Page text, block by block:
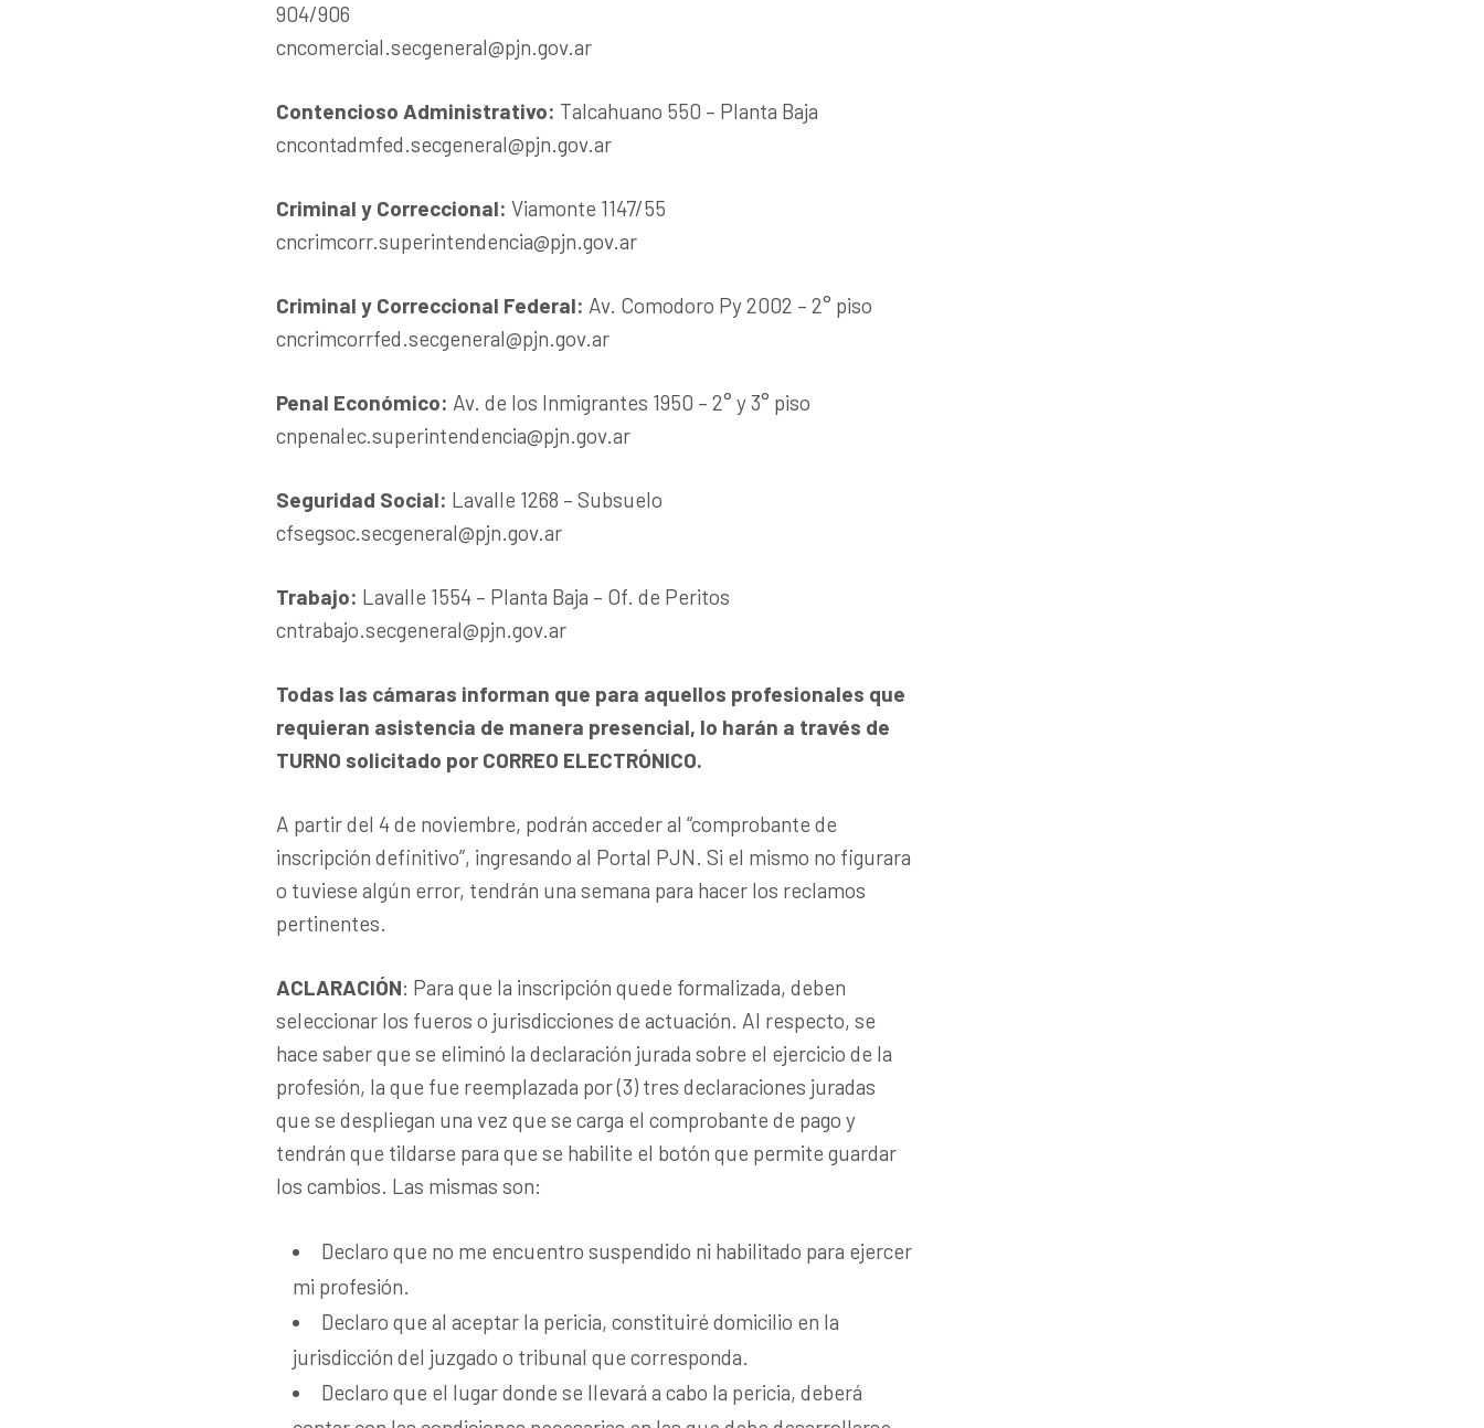
904/906
cncomercial.secgeneral@pjn.gov.ar
Contencioso Administrativo: Talcahuano 550 – Planta Baja
cncontadmfed.secgeneral@pjn.gov.ar
Criminal y Correccional: Viamonte 1147/55
cncrimcorr.superintendencia@pjn.gov.ar
Criminal y Correccional Federal: Av. Comodoro Py 2002 – 2° piso
cncrimcorrfed.secgeneral@pjn.gov.ar
Penal Económico: Av. de los Inmigrantes 1950 – 2° y 3° piso
cnpenalec.superintendencia@pjn.gov.ar
Seguridad Social: Lavalle 1268 – Subsuelo
cfsegsoc.secgeneral@pjn.gov.ar
Trabajo: Lavalle 1554 – Planta Baja – Of. de Peritos
cntrabajo.secgeneral@pjn.gov.ar
Todas las cámaras informan que para aquellos profesionales que
requieran asistencia de manera presencial, lo harán a través de
TURNO solicitado por CORREO ELECTRÓNICO.
A partir del 4 de noviembre, podrán acceder al “comprobante de
inscripción definitivo”, ingresando al Portal PJN. Si el mismo no figurara
o tuviese algún error, tendrán una semana para hacer los reclamos
pertinentes.
ACLARACIÓN: Para que la inscripción quede formalizada, deben
seleccionar los fueros o jurisdicciones de actuación. Al respecto, se
hace saber que se eliminó la declaración jurada sobre el ejercicio de la
profesión, la que fue reemplazada por (3) tres declaraciones juradas
que se despliegan una vez que se carga el comprobante de pago y
tendrán que tildarse para que se habilite el botón que permite guardar
los cambios. Las mismas son:
Declaro que no me encuentro suspendido ni habilitado para ejercer
mi profesión.
Declaro que al aceptar la pericia, constituiré domicilio en la
jurisdicción del juzgado o tribunal que corresponda.
Declaro que el lugar donde se llevará a cabo la pericia, deberá